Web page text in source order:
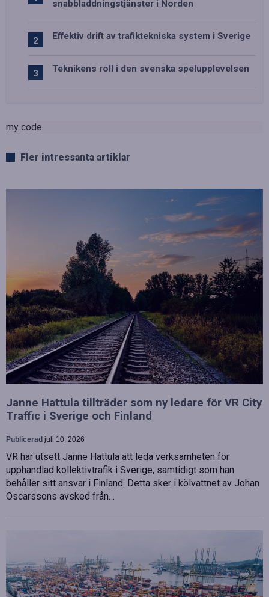
snabbladdningstjänster i Norden
Effektiv drift av trafiktekniska system i Sverige
Teknikens roll i den svenska spelupplevelsen
my code
Fler intressanta artiklar
Janne Hattula tillträder som ny ledare för VR City
Traffic i Sverige och Finland
Publicerad juli 10, 2026
VR har utsett Janne Hattula att leda verksamheten för
upphandlad kollektivtrafik i Sverige, samtidigt som han
behåller sitt ansvar i Finland. Detta sker i kölvattnet av Johan
Oscarssons avsked från…